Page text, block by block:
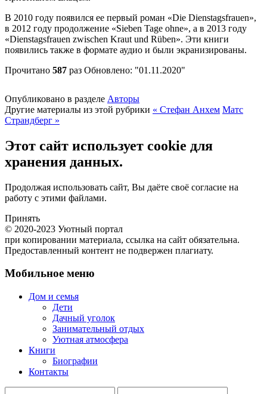
В 2010 году появился ее первый роман «Die Dienstagsfrauen»,
в 2012 году продолжение «Sieben Tage ohne», а в 2013 году
«Dienstagsfrauen zwischen Kraut und Rüben». Эти книги
появились также в формате аудио и были экранизированы.
Прочитано 587 раз Обновлено: "01.11.2020"
Опубликовано в разделе Авторы
Другие материалы из этой рубрики « Стефан Анхем Матс
Страндберг »
Этот сайт использует cookie для
хранения данных.
Продолжая использовать сайт, Вы даёте своё согласие на
работу с этими файлами.
Принять
© 2020-2023 Уютный портал
при копировании материала, ссылка на сайт обязательна.
Предоставленный контент не подвержен плагиату.
Мобильное меню
Дом и семья
Дети
Дачный уголок
Занимательный отдых
Уютная атмосфера
Книги
Биографии
Контакты